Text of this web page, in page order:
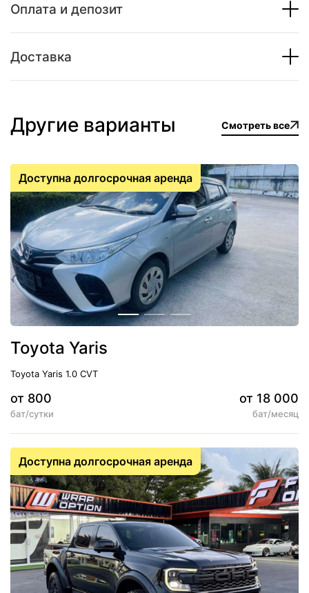
Оплата и депозит
Доставка
Другие варианты Смотреть все
Toyota Yaris
Toyota Yaris 1.0 CVT
от 800
бат/сутки
от 18 000
бат/месяц
Кондиционер
Доступна долгосрочная аренда
Доступна долгосрочная аренда